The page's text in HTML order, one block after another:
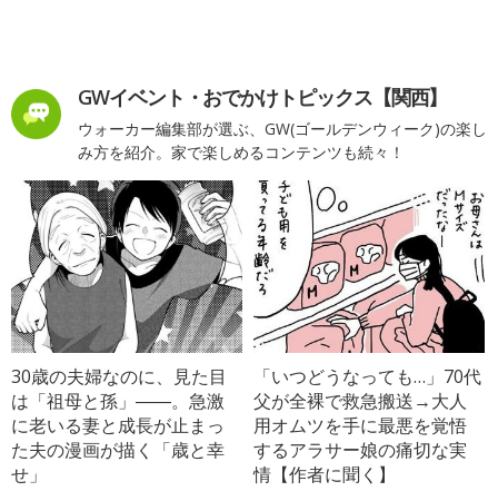
GWイベント・おでかけトピックス【関西】
ウォーカー編集部が選ぶ、GW(ゴールデンウィーク)の楽し
み方を紹介。家で楽しめるコンテンツも続々！
30歳の夫婦なのに、見た目
は「祖母と孫」――。急激
に老いる妻と成長が止まっ
た夫の漫画が描く「歳と幸
せ」
「いつどうなっても…」70代
父が全裸で救急搬送→大人
用オムツを手に最悪を覚悟
するアラサー娘の痛切な実
情【作者に聞く】